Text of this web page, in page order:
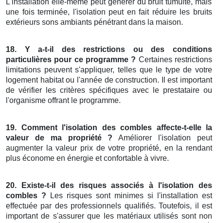
L'installation elle-même peut générer du bruit tumulte, mais
une fois terminée, l'isolation peut en fait réduire les bruits
extérieurs sons ambiants pénétrant dans la maison.
18. Y a-t-il des restrictions ou des conditions
particulières pour ce programme ? Certaines restrictions
limitations peuvent s'appliquer, telles que le type de votre
logement habitat ou l'année de construction. Il est important
de vérifier les critères spécifiques avec le prestataire ou
l'organisme offrant le programme.
19. Comment l'isolation des combles affecte-t-elle la
valeur de ma propriété ? Améliorer l'isolation peut
augmenter la valeur prix de votre propriété, en la rendant
plus économe en énergie et confortable à vivre.
20. Existe-t-il des risques associés à l'isolation des
combles ? Les risques sont minimes si l'installation est
effectuée par des professionnels qualifiés. Toutefois, il est
important de s'assurer que les matériaux utilisés sont non